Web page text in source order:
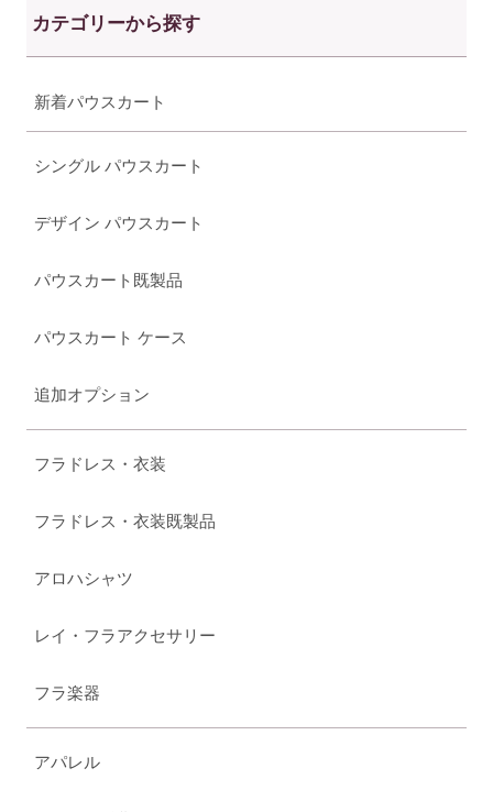
カテゴリーから探す
新着パウスカート
シングル パウスカート
デザイン パウスカート
パウスカート既製品
パウスカート ケース
追加オプション
フラドレス・衣装
フラドレス・衣装既製品
アロハシャツ
レイ・フラアクセサリー
フラ楽器
アパレル